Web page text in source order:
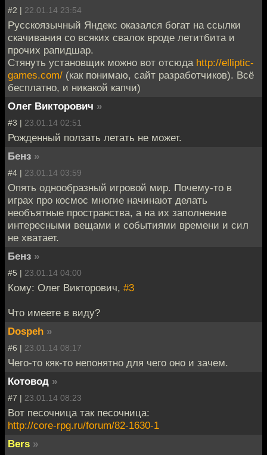
#2 | 22.01.14 23:54
Русскоязычный Яндекс оказался богат на ссылки
скачивания со всяких свалок вроде летитбита и
прочих рапидшар.
Стянуть установщик можно вот отсюда http://elliptic-
games.com/ (как понимаю, сайт разработчиков). Всё
бесплатно, и никакой капчи)
Олег Викторович »
#3 | 23.01.14 02:51
Рожденный ползать летать не может.
Бенз »
#4 | 23.01.14 03:59
Опять однообразный игровой мир. Почему-то в
играх про космос многие начинают делать
необъятные пространства, а на их заполнение
интересными вещами и событиями времени и сил
не хватает.
Бенз »
#5 | 23.01.14 04:00
Кому: Олег Викторович, #3
Что имеете в виду?
Dospeh »
#6 | 23.01.14 08:17
Чего-то кяк-то непонятно для чего оно и зачем.
Котовод »
#7 | 23.01.14 08:23
Вот песочница так песочница:
http://core-rpg.ru/forum/82-1630-1
Bers »